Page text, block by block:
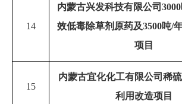
14
内蒙古兴发科技有限公司 3000
效低毒除草剂原药及3500吨/
项目
15
内蒙古宜化化工有限公司稀
利用改造项目